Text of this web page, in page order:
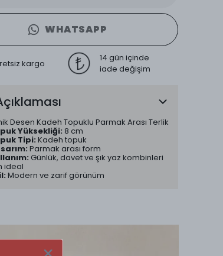
WHATSAPP
kargo
14 gün içinde
iade değişim
Desen Kadeh Topuklu Parmak Arası Terlik
Yüksekliği: 8 cm
Tipi: Kadeh topuk
Parmak arası form
Günlük, davet ve şık yaz kombinleri
ideal
Modern ve zarif görünüm